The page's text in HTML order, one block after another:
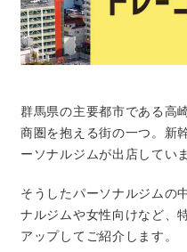
群馬県の主要都市である高
商圏を抱える街の一つ。新
ーソナルジムが出店していま
そうしたパーソナルジムの
ナルジムや女性向けなど、
アップしてご紹介します。